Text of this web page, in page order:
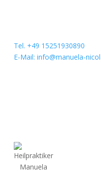
Tel. +49 15251930890
E-Mail: info@manuela-